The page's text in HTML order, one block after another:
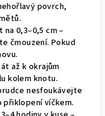
povrch,
0,3–0,5 cm –
čmouzení. Pokud
až k okrajům
kolem knotu.
nesfoukávejte
přiklopení víčkem.